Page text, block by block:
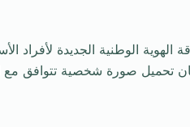
الوطنية الجديدة لأفراد
تحميل صورة شخصية تتوافق